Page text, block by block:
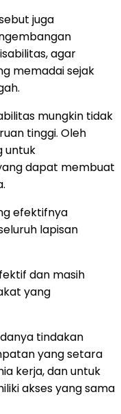
juga
agar
memadai sejak
mungkin tidak
tinggi. Oleh
untuk
dapat membuat
efektifnya
lapisan
dan masih
yang
tindakan
yang setara
kerja, dan untuk
akses yang sama